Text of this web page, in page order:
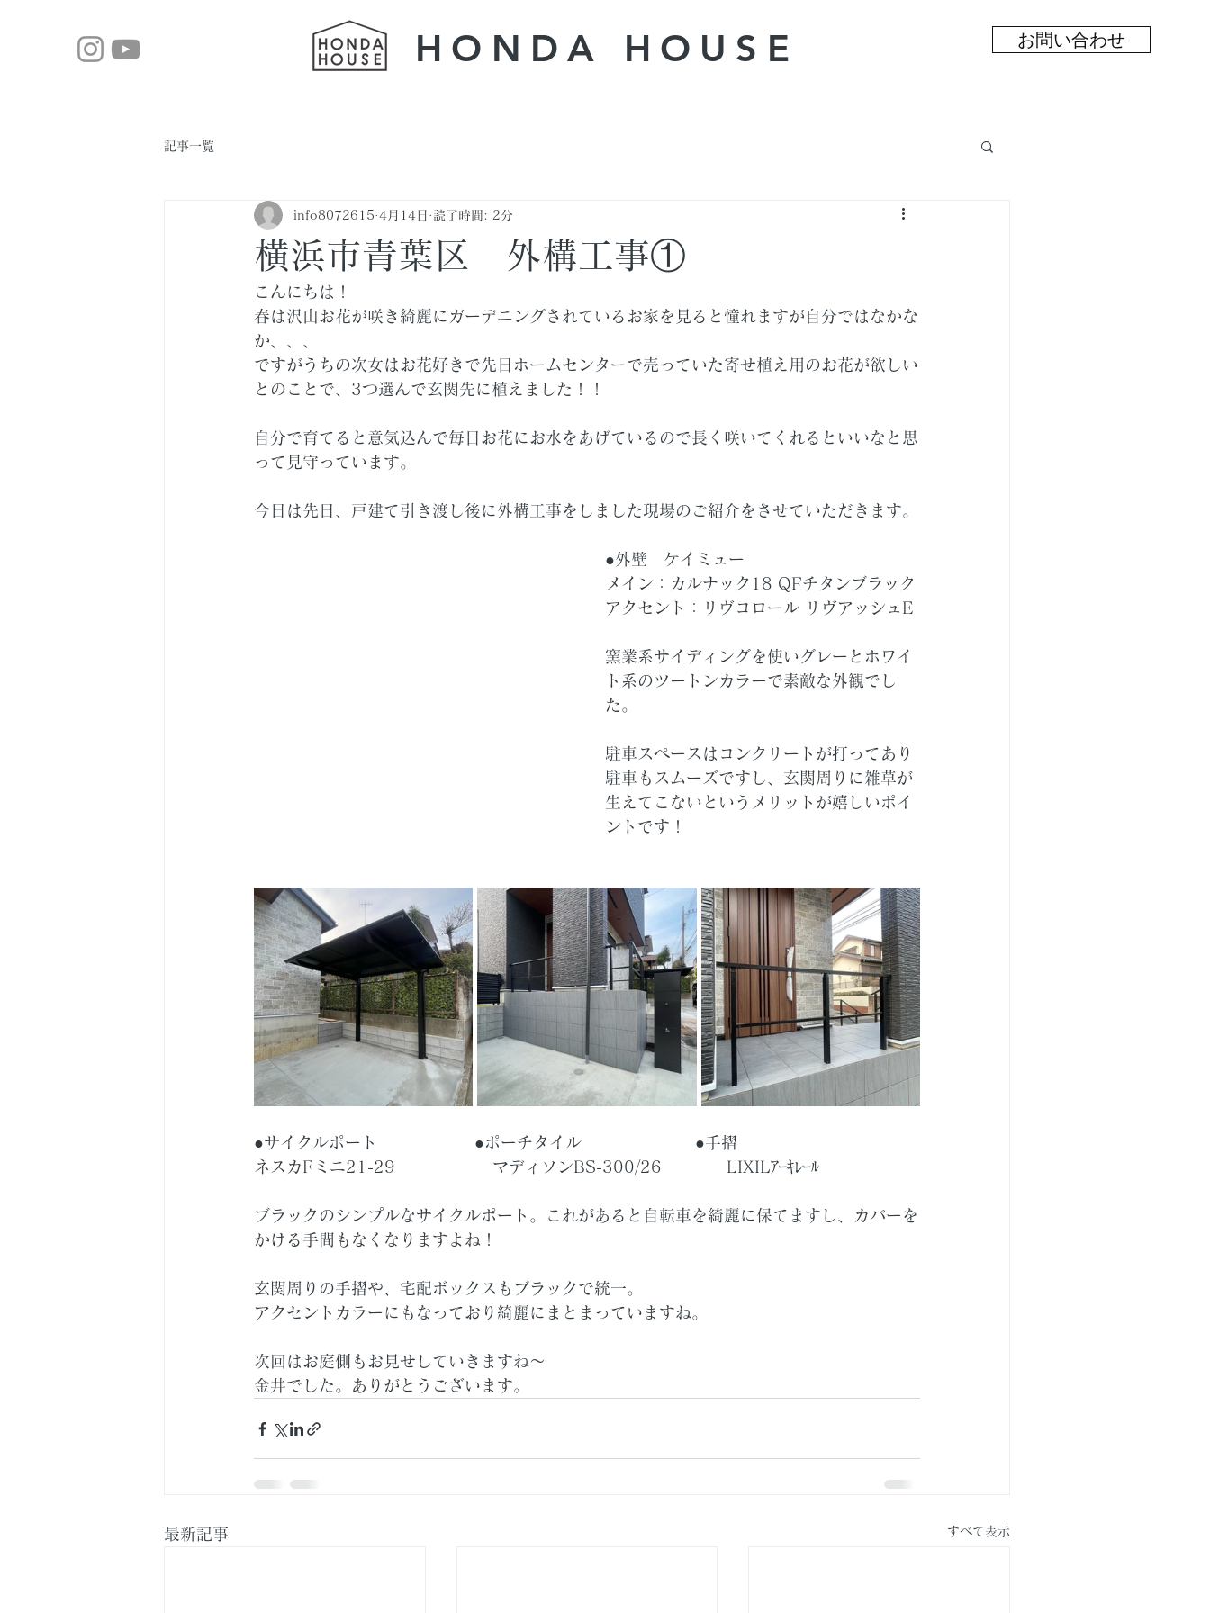
HONDA ​HOUSE お問い合わせ
記事一覧
横浜市青葉区 外構工事①
info8072615 4月14日 読了時間: 2分
こんにちは！
春は沢山お花が咲き綺麗にガーデニングされているお家を見ると憧れますが自分ではなかな
か、、、
ですがうちの次女はお花好きで先日ホームセンターで売っていた寄せ植え用のお花が欲しい
とのことで、3つ選んで玄関先に植えました！！
自分で育てると意気込んで毎日お花にお水をあげているので長く咲いてくれるといいなと思
って見守っています。
今日は先日、戸建て引き渡し後に外構工事をしました現場のご紹介をさせていただきます。
●外壁　ケイミュー
メイン：カルナック18 QFチタンブラック
アクセント：リヴコロール リヴアッシュE
窯業系サイディングを使いグレーとホワイ
ト系のツートンカラーで素敵な外観でし
た。
駐車スペースはコンクリートが打ってあり
駐車もスムーズですし、玄関周りに雑草が
生えてこないというメリットが嬉しいポイ
ントです！
●サイクルポート　　　　　　●ポーチタイル　　　　　　　●手摺
ネスカFミニ21-29　　　　　　マディソンBS-300/26　　　　LIXILｱｰｷﾚｰﾙ
ブラックのシンプルなサイクルポート。これがあると自転車を綺麗に保てますし、カバーを
かける手間もなくなりますよね！
玄関周りの手摺や、宅配ボックスもブラックで統一。
アクセントカラーにもなっており綺麗にまとまっていますね。
次回はお庭側もお見せしていきますね～
金井でした。ありがとうございます。
最新記事 すべて表示